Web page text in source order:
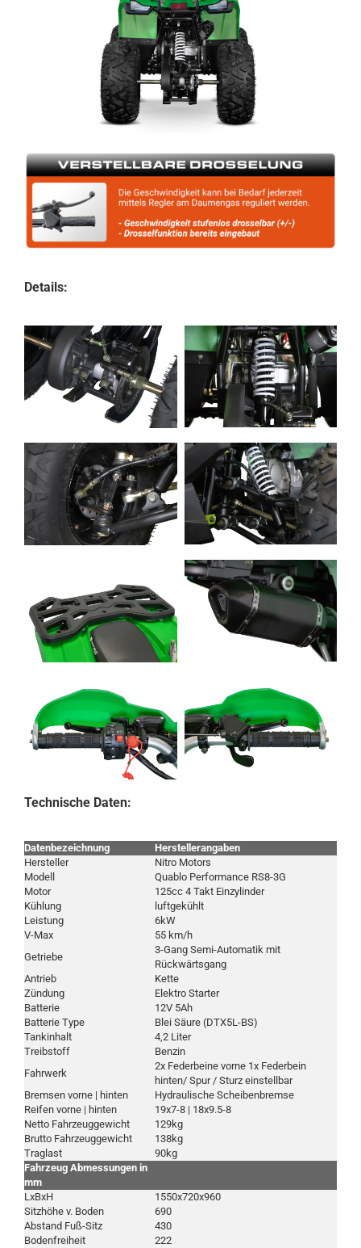
Details:
Technische Daten:
Datenbezeichnung
Herstellerangaben
Hersteller
Nitro Motors
Modell
Quablo Performance RS8-3G
Motor
125cc 4 Takt Einzylinder
Kühlung
luftgekühlt
Leistung
6kW
V-Max
55 km/h
Getriebe
3-Gang Semi-Automatik mit
Rückwärtsgang
Antrieb
Kette
Zündung
Elektro Starter
Batterie
12V 5Ah
Batterie Type
Blei Säure (DTX5L-BS)
Tankinhalt
4,2 Liter
Treibstoff
Benzin
Fahrwerk
2x Federbeine vorne 1x Federbein
hinten/ Spur / Sturz einstellbar
Bremsen vorne | hinten
Hydraulische Scheibenbremse
Reifen vorne | hinten
19x7-8 | 18x9.5-8
Netto Fahrzeuggewicht
129kg
Brutto Fahrzeuggewicht
138kg
Traglast
90kg
Fahrzeug Abmessungen in
mm
LxBxH
1550x720x960
Sitzhöhe v. Boden
690
Abstand Fuß-Sitz
430
Bodenfreiheit
222